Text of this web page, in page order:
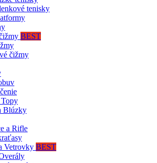
tenisky
BEST
čižmy
Blúzky
a Rifle
Vetrovky BEST